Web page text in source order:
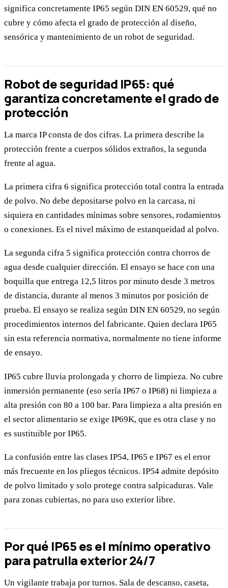
significa concretamente IP65 según DIN EN 60529, qué no
cubre y cómo afecta el grado de protección al diseño,
sensórica y mantenimiento de un robot de seguridad.
Robot de seguridad IP65: qué
garantiza concretamente el grado de
protección
La marca IP consta de dos cifras. La primera describe la
protección frente a cuerpos sólidos extraños, la segunda
frente al agua.
La primera cifra 6 significa protección total contra la entrada
de polvo. No debe depositarse polvo en la carcasa, ni
siquiera en cantidades mínimas sobre sensores, rodamientos
o conexiones. Es el nivel máximo de estanqueidad al polvo.
La segunda cifra 5 significa protección contra chorros de
agua desde cualquier dirección. El ensayo se hace con una
boquilla que entrega 12,5 litros por minuto desde 3 metros
de distancia, durante al menos 3 minutos por posición de
prueba. El ensayo se realiza según DIN EN 60529, no según
procedimientos internos del fabricante. Quien declara IP65
sin esta referencia normativa, normalmente no tiene informe
de ensayo.
IP65 cubre lluvia prolongada y chorro de limpieza. No cubre
inmersión permanente (eso sería IP67 o IP68) ni limpieza a
alta presión con 80 a 100 bar. Para limpieza a alta presión en
el sector alimentario se exige IP69K, que es otra clase y no
es sustituible por IP65.
La confusión entre las clases IP54, IP65 e IP67 es el error
más frecuente en los pliegos técnicos. IP54 admite depósito
de polvo limitado y solo protege contra salpicaduras. Vale
para zonas cubiertas, no para uso exterior libre.
Por qué IP65 es el mínimo operativo
para patrulla exterior 24/7
Un vigilante trabaja por turnos. Sala de descanso, caseta,